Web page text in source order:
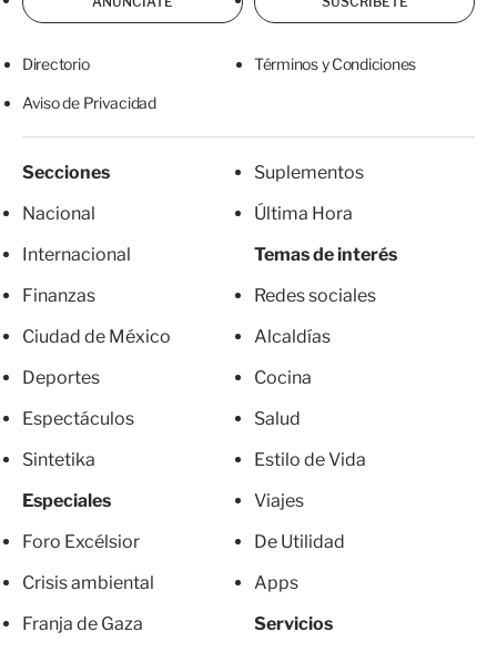
Directorio Términos y Condiciones
Aviso de Privacidad
Secciones
Nacional
Internacional
Finanzas
Ciudad de México
Deportes
Espectáculos
Sintetika
Especiales
Foro Excélsior
Crisis ambiental
Franja de Gaza
Suplementos
Última Hora
Temas de interés
Redes sociales
Alcaldías
Cocina
Salud
Estilo de Vida
Viajes
De Utilidad
Apps
Servicios